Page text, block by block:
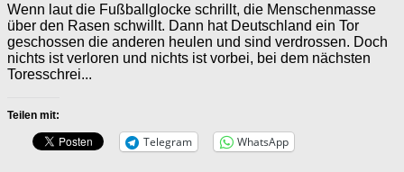
Wenn laut die Fußballglocke schrillt, die Menschenmasse
über den Rasen schwillt. Dann hat Deutschland ein Tor
geschossen die anderen heulen und sind verdrossen. Doch
nichts ist verloren und nichts ist vorbei, bei dem nächsten
Toresschrei...
Teilen mit:
Telegram WhatsApp